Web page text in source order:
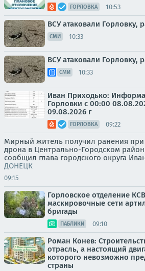
ГОРЛОВКА 10:53
ВСУ атаковали Горловку,
СМИ 10:33
ВСУ атаковали Горловку,
СМИ 10:33
Иван Приходько:
Горловки с 00:00
09.08.2026 г
ГОРЛОВКА 09:22
Мирный житель получил ранения при
дрона в Центрально-Городском
сообщил глава городского округа
ДОНЕЦК
09:15
Горловское отделение
маскировочные сети
бригады
ПАБЛИКИ 09:10
Роман Конев:
отрасль, а настоящий
которого невозможно
страны